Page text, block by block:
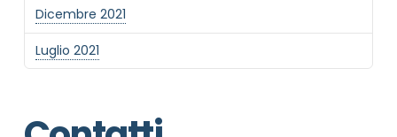
Dicembre 2021
Luglio 2021